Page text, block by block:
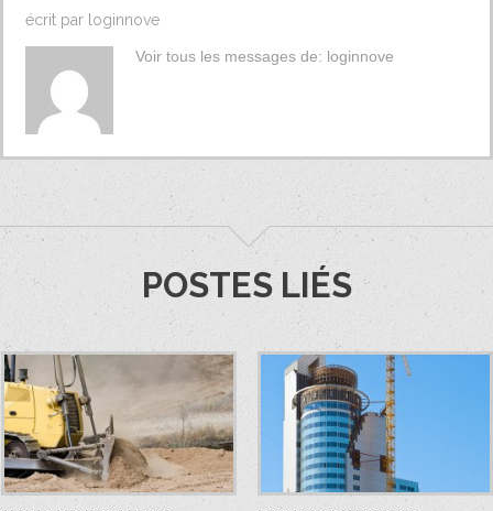
écrit par loginnove
Voir tous les messages de: loginnove
POSTES LIÉS